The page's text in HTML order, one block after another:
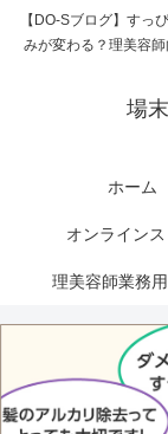
【DO-Sブログ】すっ
みが変わる？理美容
場
ホーム
オンライン
理美容師業務